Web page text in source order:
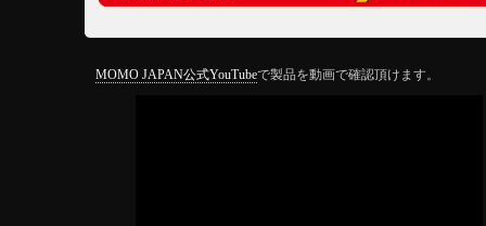
MOMO JAPAN公式YouTubeで製品を動画で確認頂けます。